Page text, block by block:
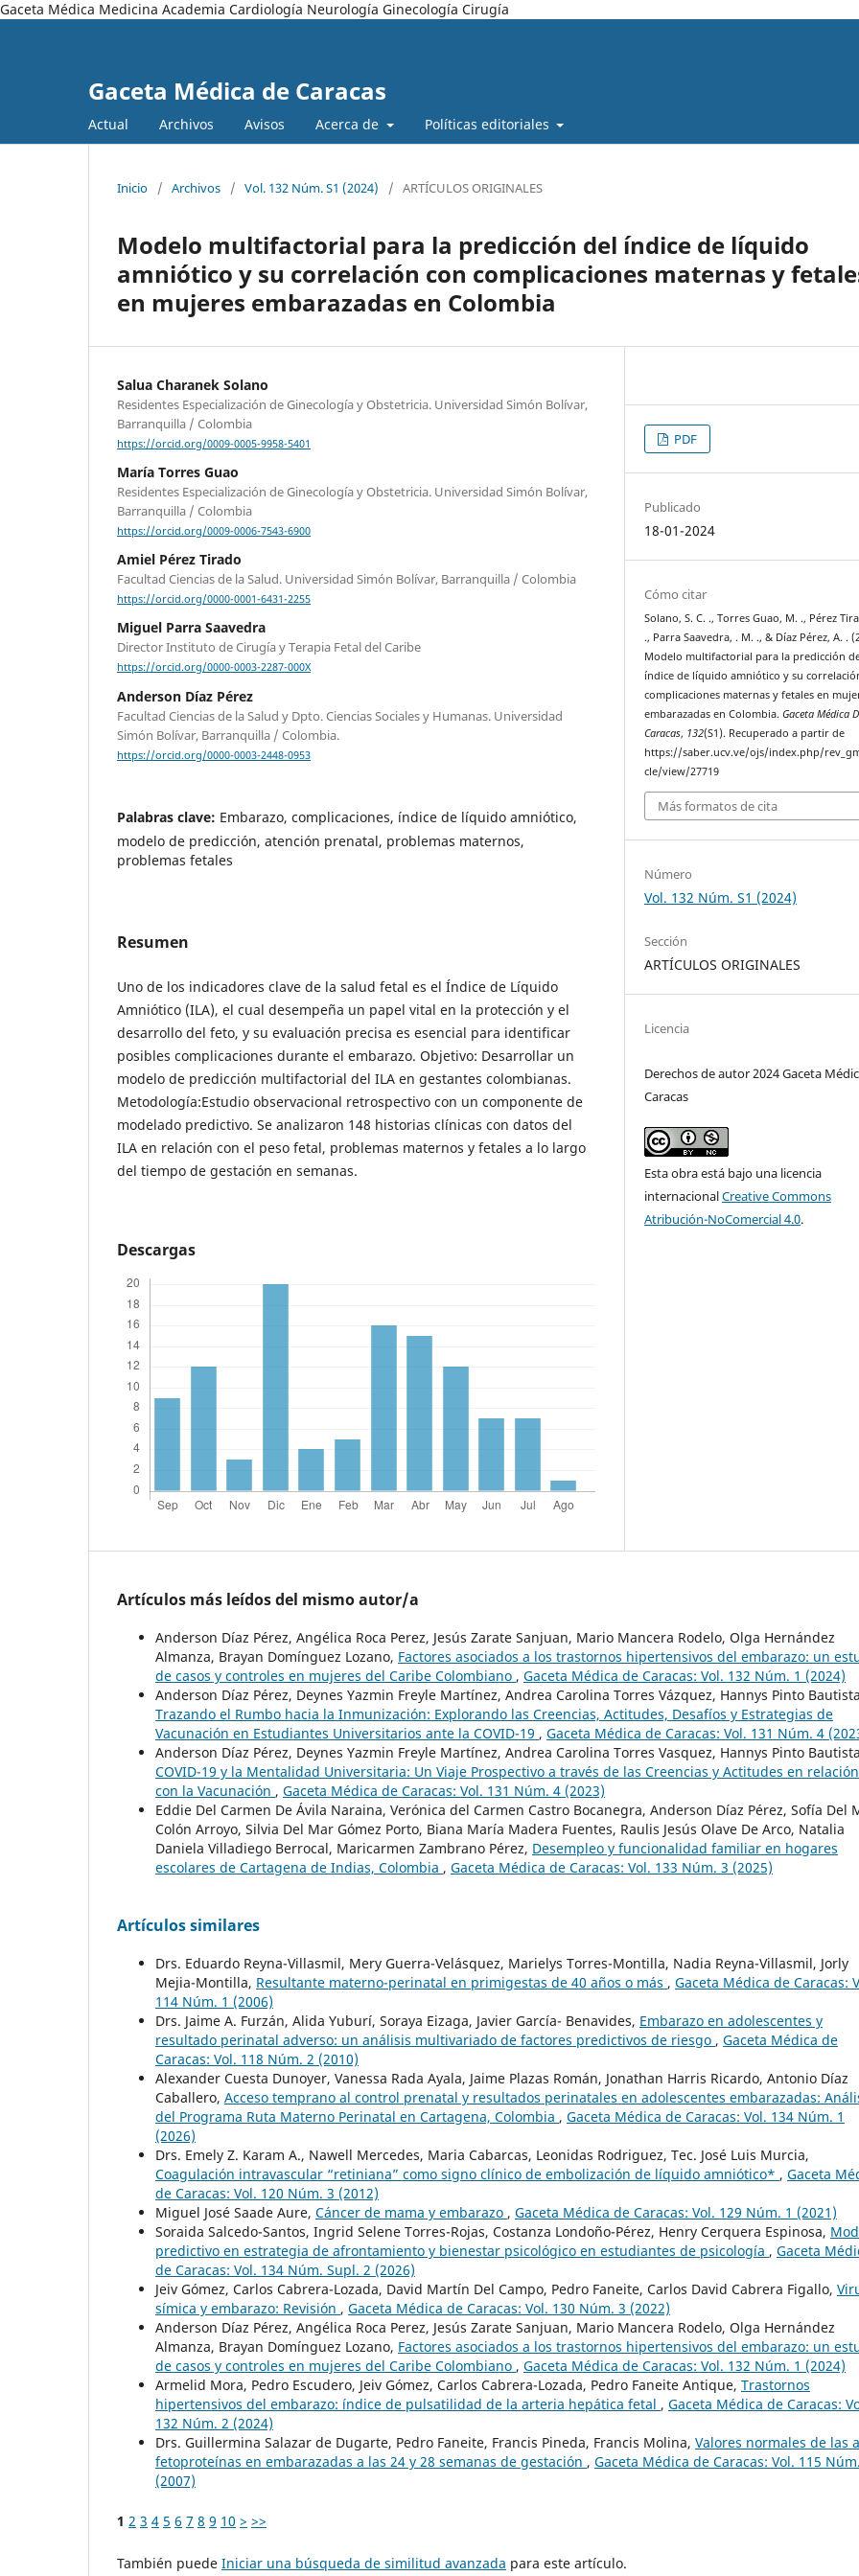
Gaceta Médica Medicina Academia Cardiología Neurología Ginecología Cirugía
Gaceta Médica de Caracas
Actual Archivos Avisos Acerca de Políticas editoriales
Inicio / Archivos / Vol. 132 Núm. S1 (2024) / ARTÍCULOS ORIGINALES
Modelo multifactorial para la predicción del índice de líquido
amniótico y su correlación con complicaciones maternas y
en mujeres embarazadas en Colombia
Salua Charanek Solano
Residentes Especialización de Ginecología y Obstetricia. Universidad Simón Bolívar,
Barranquilla / Colombia
https://orcid.org/0009-0005-9958-5401
María Torres Guao
Residentes Especialización de Ginecología y Obstetricia. Universidad Simón Bolívar,
Barranquilla / Colombia
https://orcid.org/0009-0006-7543-6900
Amiel Pérez Tirado
Facultad Ciencias de la Salud. Universidad Simón Bolívar, Barranquilla / Colombia
https://orcid.org/0000-0001-6431-2255
Miguel Parra Saavedra
Director Instituto de Cirugía y Terapia Fetal del Caribe
https://orcid.org/0000-0003-2287-000X
Anderson Díaz Pérez
Facultad Ciencias de la Salud y Dpto. Ciencias Sociales y Humanas. Universidad
Simón Bolívar, Barranquilla / Colombia.
https://orcid.org/0000-0003-2448-0953
Palabras clave: Embarazo, complicaciones, índice de líquido amniótico,
modelo de predicción, atención prenatal, problemas maternos,
problemas fetales
Resumen
Uno de los indicadores clave de la salud fetal es el Índice de Líquido
Amniótico (ILA), el cual desempeña un papel vital en la protección y el
desarrollo del feto, y su evaluación precisa es esencial para identificar
posibles complicaciones durante el embarazo. Objetivo: Desarrollar un
modelo de predicción multifactorial del ILA en gestantes colombianas.
Metodología:Estudio observacional retrospectivo con un componente de
modelado predictivo. Se analizaron 148 historias clínicas con datos del
ILA en relación con el peso fetal, problemas maternos y fetales a lo largo
del tiempo de gestación en semanas.
Descargas
PDF
Publicado
18-01-2024
Cómo citar
Solano, S. C. ., Torres Guao, M. ., Pérez
., Parra Saavedra, . M. ., & Díaz Pérez, A. .
Modelo multifactorial para la predicción
índice de líquido amniótico y su
complicaciones maternas y fetales en
embarazadas en Colombia.Gaceta Médica
Caracas, 132(S1). Recuperado a partir de
https://saber.ucv.ve/ojs/index.php/
cle/view/27719
Más formatos de cita
Número
Vol. 132 Núm. S1 (2024)
Sección
ARTÍCULOS ORIGINALES
Licencia
Derechos de autor 2024 Gaceta
Caracas
Esta obra está bajo una licencia
internacionalCreative Commons
Atribución-NoComercial 4.0.
Artículos más leídos del mismo autor/a
Anderson Díaz Pérez, Angélica Roca Perez, Jesús Zarate Sanjuan, Mario Mancera Rodelo, Olga Hernández
Almanza, Brayan Domínguez Lozano, Factores asociados a los trastornos hipertensivos del embarazo: un
de casos y controles en mujeres del Caribe Colombiano , Gaceta Médica de Caracas: Vol. 132 Núm. 1 (2024)
Anderson Díaz Pérez, Deynes Yazmin Freyle Martínez, Andrea Carolina Torres Vázquez, Hannys Pinto
Trazando el Rumbo hacia la Inmunización: Explorando las Creencias, Actitudes, Desafíos y Estrategias de
Vacunación en Estudiantes Universitarios ante la COVID-19 , Gaceta Médica de Caracas: Vol. 131 Núm. 4
Anderson Díaz Pérez, Deynes Yazmin Freyle Martínez, Andrea Carolina Torres Vasquez, Hannys Pinto
COVID-19 y la Mentalidad Universitaria: Un Viaje Prospectivo a través de las Creencias y Actitudes en relación
con la Vacunación , Gaceta Médica de Caracas: Vol. 131 Núm. 4 (2023)
Eddie Del Carmen De Ávila Naraina, Verónica del Carmen Castro Bocanegra, Anderson Díaz Pérez, Sofía Del
Colón Arroyo, Silvia Del Mar Gómez Porto, Biana María Madera Fuentes, Raulis Jesús Olave De Arco, Natalia
Daniela Villadiego Berrocal, Maricarmen Zambrano Pérez, Desempleo y funcionalidad familiar en hogares
escolares de Cartagena de Indias, Colombia , Gaceta Médica de Caracas: Vol. 133 Núm. 3 (2025)
Artículos similares
Drs. Eduardo Reyna-Villasmil, Mery Guerra-Velásquez, Marielys Torres-Montilla, Nadia Reyna-Villasmil, Jorly
Mejia-Montilla, Resultante materno-perinatal en primigestas de 40 años o más , Gaceta Médica de Caracas:
114 Núm. 1 (2006)
Drs. Jaime A. Furzán, Alida Yuburí, Soraya Eizaga, Javier García- Benavides, Embarazo en adolescentes y
resultado perinatal adverso: un análisis multivariado de factores predictivos de riesgo , Gaceta Médica de
Caracas: Vol. 118 Núm. 2 (2010)
Alexander Cuesta Dunoyer, Vanessa Rada Ayala, Jaime Plazas Román, Jonathan Harris Ricardo, Antonio Díaz
Caballero, Acceso temprano al control prenatal y resultados perinatales en adolescentes embarazadas:
del Programa Ruta Materno Perinatal en Cartagena, Colombia , Gaceta Médica de Caracas: Vol. 134 Núm. 1
(2026)
Drs. Emely Z. Karam A., Nawell Mercedes, Maria Cabarcas, Leonidas Rodriguez, Tec. José Luis Murcia,
Coagulación intravascular “retiniana” como signo clínico de embolización de líquido amniótico* , Gaceta
de Caracas: Vol. 120 Núm. 3 (2012)
Miguel José Saade Aure, Cáncer de mama y embarazo , Gaceta Médica de Caracas: Vol. 129 Núm. 1 (2021)
Soraida Salcedo-Santos, Ingrid Selene Torres-Rojas, Costanza Londoño-Pérez, Henry Cerquera Espinosa,
predictivo en estrategia de afrontamiento y bienestar psicológico en estudiantes de psicología , Gaceta
de Caracas: Vol. 134 Núm. Supl. 2 (2026)
Jeiv Gómez, Carlos Cabrera-Lozada, David Martín Del Campo, Pedro Faneite, Carlos David Cabrera Figallo,
símica y embarazo: Revisión , Gaceta Médica de Caracas: Vol. 130 Núm. 3 (2022)
Anderson Díaz Pérez, Angélica Roca Perez, Jesús Zarate Sanjuan, Mario Mancera Rodelo, Olga Hernández
Almanza, Brayan Domínguez Lozano, Factores asociados a los trastornos hipertensivos del embarazo: un
de casos y controles en mujeres del Caribe Colombiano , Gaceta Médica de Caracas: Vol. 132 Núm. 1 (2024)
Armelid Mora, Pedro Escudero, Jeiv Gómez, Carlos Cabrera-Lozada, Pedro Faneite Antique, Trastornos
hipertensivos del embarazo: índice de pulsatilidad de la arteria hepática fetal , Gaceta Médica de Caracas:
132 Núm. 2 (2024)
Drs. Guillermina Salazar de Dugarte, Pedro Faneite, Francis Pineda, Francis Molina, Valores normales de las
fetoproteínas en embarazadas a las 24 y 28 semanas de gestación , Gaceta Médica de Caracas: Vol. 115
(2007)
1 2 3 4 5 6 7 8 9 10 > >>
También puede Iniciar una búsqueda de similitud avanzada para este artículo.